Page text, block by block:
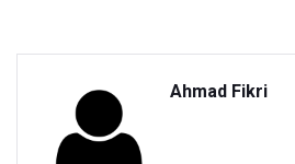
Ahmad Fikri